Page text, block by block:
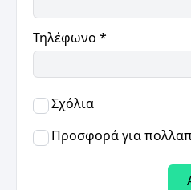
Τηλέφωνο *
Σχόλια
Προσφορά για